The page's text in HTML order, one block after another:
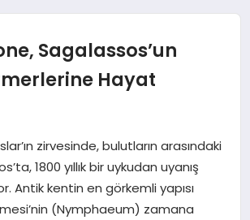
Sagalassos’un
Hayat
zirvesinde, bulutların arasındaki
1800 yıllık bir uykudan uyanış
Antik kentin en görkemli yapısı
(Nymphaeum) zamana